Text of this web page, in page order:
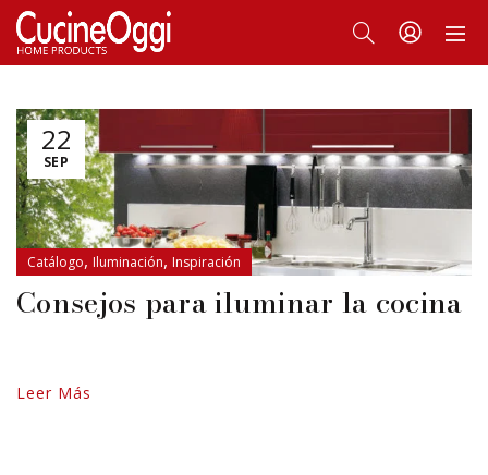
22
SEP
Catálogo, Iluminación, Inspiración
Consejos para iluminar la cocina
Leer Más